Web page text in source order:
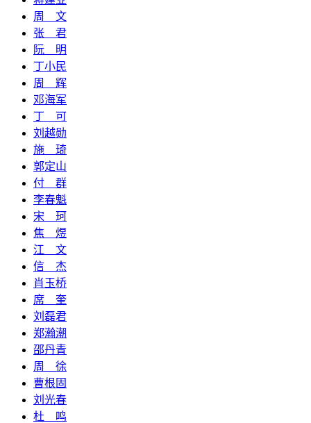
周 文
张 君
阮 明
丁小民
周 辉
邓海军
丁 可
刘越勋
施 琦
郭定山
付 群
李春魁
宋 珂
焦 煜
江 文
信 杰
肖玉桥
席 奎
刘磊君
郑瀚潮
邵丹青
周 徐
曹根固
刘光春
杜 鸣